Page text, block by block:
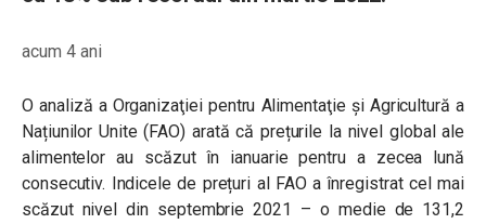
acum 4 ani
O analiză a Organizaţiei pentru Alimentaţie și Agricultură a
Națiunilor Unite (FAO) arată că prețurile la nivel global ale
alimentelor au scăzut în ianuarie pentru a zecea lună
consecutiv. Indicele de prețuri al FAO a înregistrat cel mai
scăzut nivel din septembrie 2021 – o medie de 131,2